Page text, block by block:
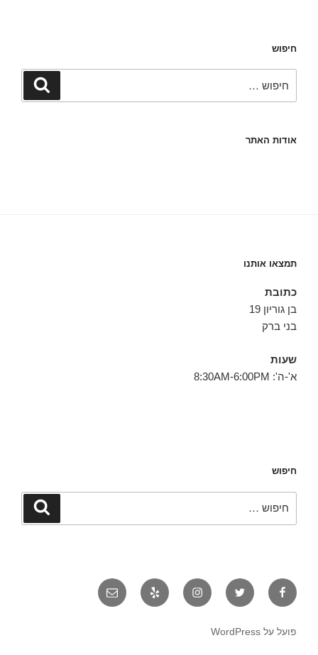
חיפוש
חיפוש
אודות האתר
תמצאו אותנו
כתובת
בן גוריון 19
בני ברק
שעות
א'-ה': 8:30AM-6:00PM
חיפוש
חיפוש
פייסבוק טוויטר אינסטגרם יאלפ אימייל
פועל על WordPress